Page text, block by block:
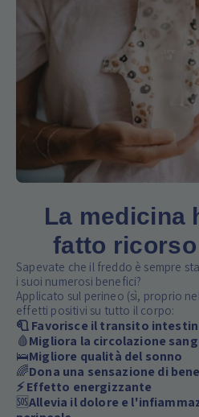
La medicina
fatto
Sapevate che il freddo è sempre
i suoi numerosi benefici?
Applicato sul perineo (sì, proprio
effetti positivi su tutto il corpo:
🧻 Favorisce il transito
🩸Migliora la circolazione
🛌Migliore qualità del sonno
🌈Dona una sensazione di
⚡ Effetto energizzante
🆘Allevia il dolore e